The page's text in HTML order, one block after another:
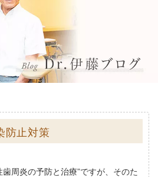
防止対策
周炎の予防と治療”ですが、そのた